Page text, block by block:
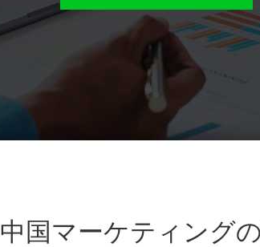
中国マーケティング